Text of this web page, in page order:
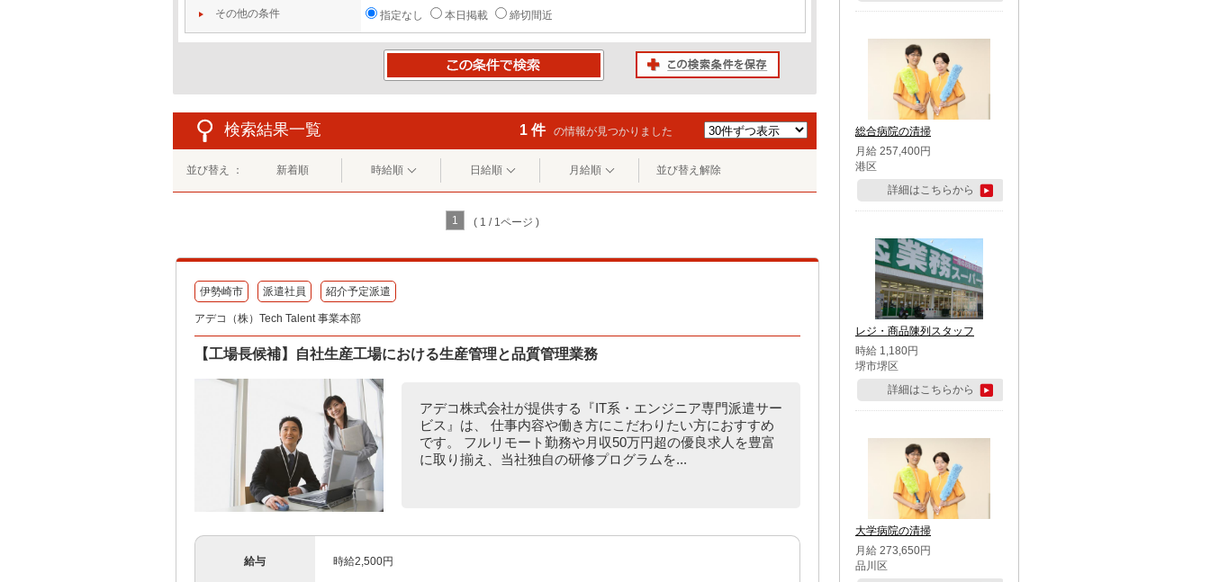
その他の条件 指定なし 本日掲載 締切間近
検索結果一覧 1 件 の情報が見つかりました
並び替え ： 新着順 時給順 日給順 月給順 並び替え解除
1 ( 1 / 1ページ )
伊勢崎市 派遣社員 紹介予定派遣
アデコ（株）Tech Talent 事業本部
【工場長候補】自社生産工場における生産管理と品質管理業務
アデコ株式会社が提供する『IT系・エンジニア専門派遣サー
ビス』は、 仕事内容や働き方にこだわりたい方におすすめ
です。 フルリモート勤務や月収50万円超の優良求人を豊富
に取り揃え、当社独自の研修プログラムを...
給与 時給2,500円
総合病院の清掃
月給 257,400円
港区
詳細はこちらから
レジ・商品陳列スタッフ
時給 1,180円
堺市堺区
詳細はこちらから
大学病院の清掃
月給 273,650円
品川区